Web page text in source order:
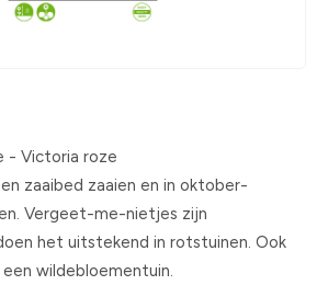
- Victoria roze
zaaibed zaaien en in oktober-
Vergeet-me-nietjes zijn
het uitstekend in rotstuinen. Ook
wildebloementuin.